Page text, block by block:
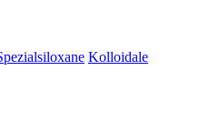
Kolloidale